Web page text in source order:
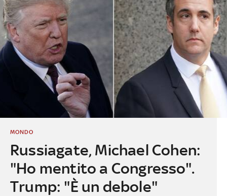
Russiagate, Michael Cohen:
"Ho mentito a Congresso".
Trump: "È un debole"
MONDO